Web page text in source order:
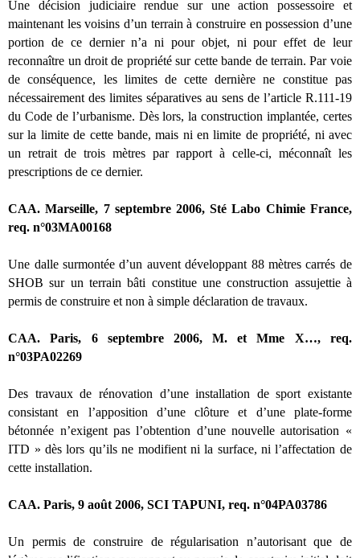
Une décision judiciaire rendue sur une action possessoire et
maintenant les voisins d’un terrain à construire en possession d’une
portion de ce dernier n’a ni pour objet, ni pour effet de leur
reconnaître un droit de propriété sur cette bande de terrain. Par voie
de conséquence, les limites de cette dernière ne constitue pas
nécessairement des limites séparatives au sens de l’article R.111-19
du Code de l’urbanisme. Dès lors, la construction implantée, certes
sur la limite de cette bande, mais ni en limite de propriété, ni avec
un retrait de trois mètres par rapport à celle-ci, méconnaît les
prescriptions de ce dernier.
CAA. Marseille, 7 septembre 2006, Sté Labo Chimie France,
req. n°03MA00168
Une dalle surmontée d’un auvent développant 88 mètres carrés de
SHOB sur un terrain bâti constitue une construction assujettie à
permis de construire et non à simple déclaration de travaux.
CAA. Paris, 6 septembre 2006, M. et Mme X…, req.
n°03PA02269
Des travaux de rénovation d’une installation de sport existante
consistant en l’apposition d’une clôture et d’une plate-forme
bétonnée n’exigent pas l’obtention d’une nouvelle autorisation «
ITD » dès lors qu’ils ne modifient ni la surface, ni l’affectation de
cette installation.
CAA. Paris, 9 août 2006, SCI TAPUNI, req. n°04PA03786
Un permis de construire de régularisation n’autorisant que de